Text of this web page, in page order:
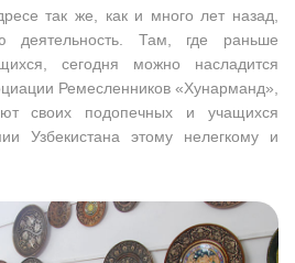
так же, как и много лет назад,
деятельность. Там, где раньше
сегодня можно насладится
Ремесленников «Хунарманд»,
своих подопечных и учащихся
Узбекистана этому нелегкому и